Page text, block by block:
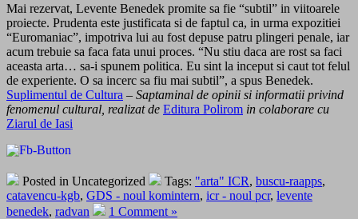
Mai rezervat, Levente Benedek promite sa fie “subtil” in viitoarele
proiecte. Prudenta este justificata si de faptul ca, in urma expozitiei
“Euromaniac”, impotriva lui au fost depuse patru plingeri penale, iar
acum trebuie sa faca fata unui proces. “Nu stiu daca are rost sa faci
aceasta arta… sa-i spunem politica. Eu sint la inceput si caut tot felul
de experiente. O sa incerc sa fiu mai subtil”, a spus Benedek.
Suplimentul de Cultura – Saptaminal de opinii si informatii privind
fenomenul cultural, realizat de Editura Polirom in colaborare cu
Ziarul de Iasi
Posted in Uncategorized Tags: "arta" ICR, buscu-raapps,
catavencu-kgb, GDS - noul komintern, icr - noul pcr, levente
benedek, radvan 1 Comment »